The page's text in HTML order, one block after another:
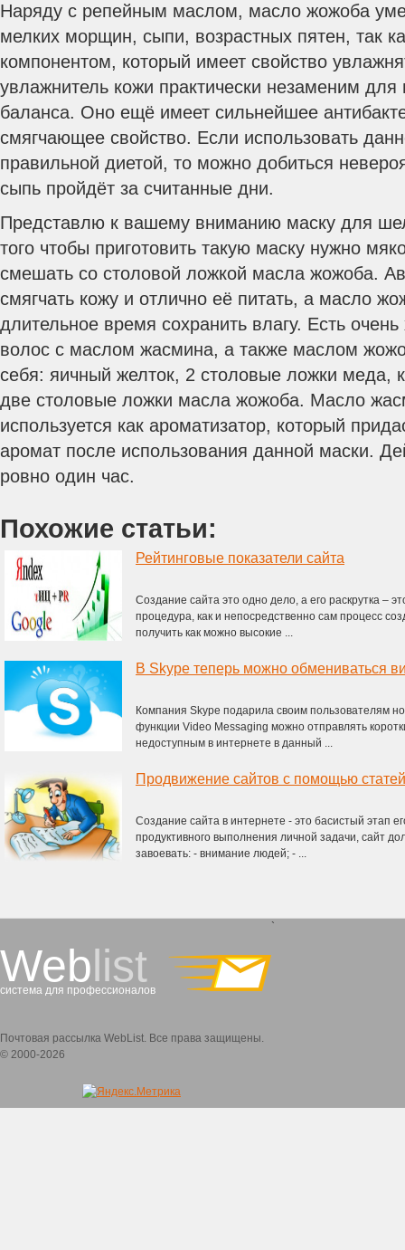
Наряду с репейным маслом, масло жожоба
мелких морщин, сыпи, возрастных пятен, так
компонентом, который имеет свойство
увлажнитель кожи практически незаменим для
баланса. Оно ещё имеет сильнейшее
смягчающее свойство. Если использовать
правильной диетой, то можно добиться
сыпь пройдёт за считанные дни.
Представлю к вашему вниманию маску для
того чтобы приготовить такую маску нужно
смешать со столовой ложкой масла жожоба.
смягчать кожу и отлично её питать, а масло
длительное время сохранить влагу. Есть
волос с маслом жасмина, а также маслом
себя: яичный желток, 2 столовые ложки меда,
две столовые ложки масла жожоба. Масло
используется как ароматизатор, который
аромат после использования данной маски.
ровно один час.
Похожие статьи:
Рейтинговые показатели сайта
Создание сайта это одно дело, а его раскрутка –
процедура, как и непосредственно сам процесс
получить как можно высокие ...
В Skype теперь можно обмениваться
Компания Skype подарила своим пользователям
функции Video Messaging можно отправлять
недоступным в интернете в данный ...
Продвижение сайтов с помощью статей
Создание сайта в интернете - это басистый этап
продуктивного выполнения личной задачи, сайт
завоевать: - внимание людей; - ...
Weblist
система для профессионалов
`
Почтовая рассылка WebList. Все права защищены.
© 2000-2026